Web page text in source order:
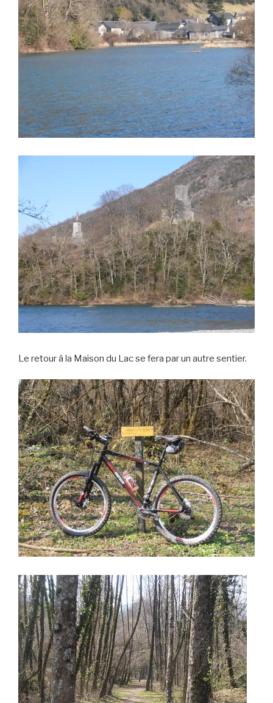
Le retour à la Maison du Lac se fera par un autre sentier.